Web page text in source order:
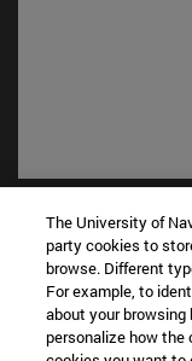
Accesos directos
Biblioteca
Mi correo
Aula virtual
Búsqueda de
Trabaja con
The University of
party cookies to
browse. Different
For example, to
about your
personalize how